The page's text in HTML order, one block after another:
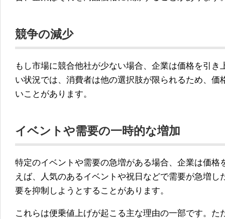
競争の減少
もし市場に競合他社が少ない場合、企業は価格を引
い状況では、消費者は他の選択肢が限られるため、価
いことがあります。
イベントや需要の一時的な増加
特定のイベントや需要の急増がある場合、企業は価格
えば、人気のあるイベントや祝日などで需要が急増
要を抑制しようとすることがあります。
これらは便乗値上げが起こる主な理由の一部です。